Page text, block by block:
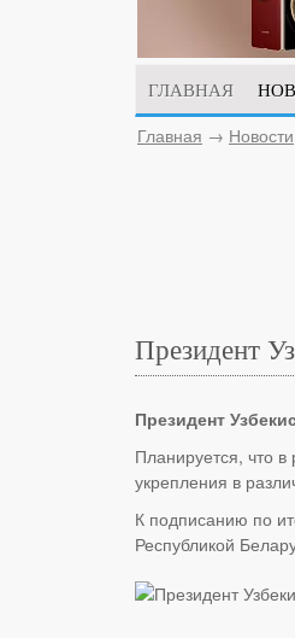
ГЛАВНАЯ
Главная → Новости
Президент
Президент
Планируется, что в
укрепления в
К подписанию по
Республикой